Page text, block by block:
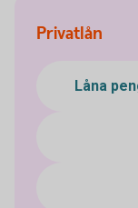
Privatlån
Låna